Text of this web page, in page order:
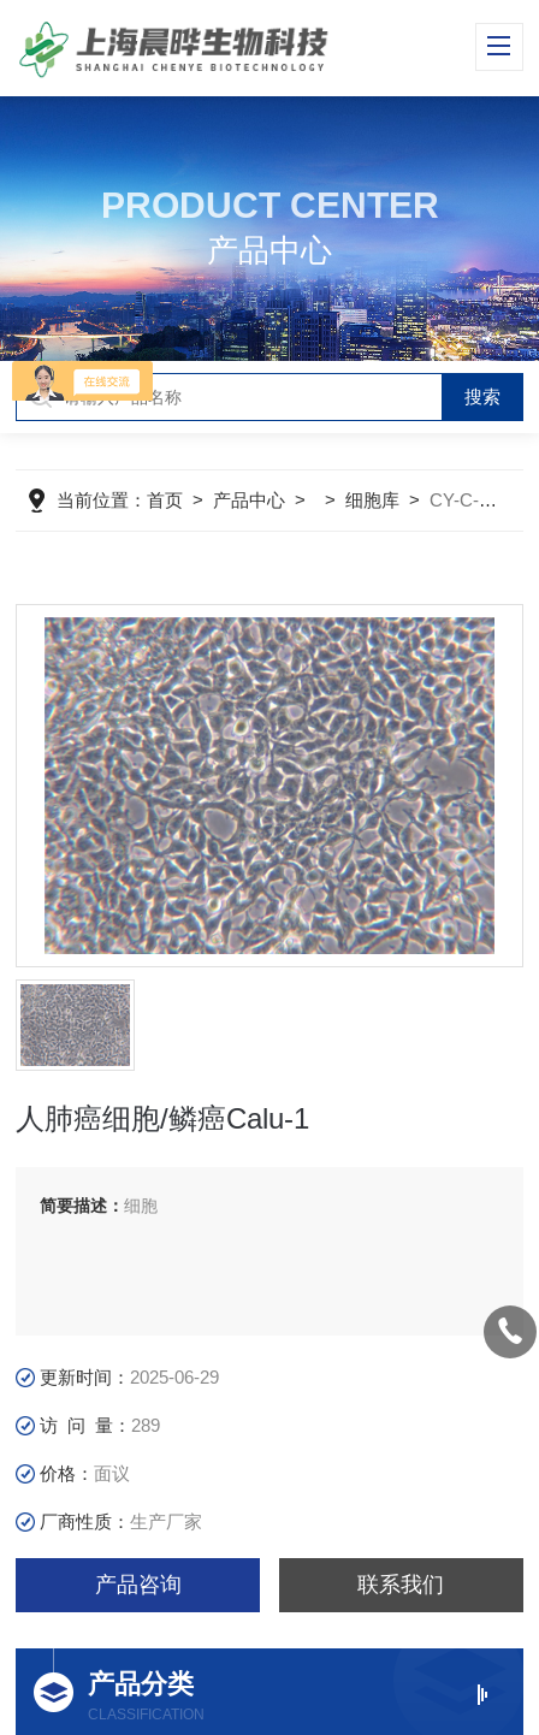
PRODUCT CENTER
产品中心
当前位置：首页 > 产品中心 > >细胞库 >CY-C-H0053人肺癌细胞/鳞癌Calu-1
人肺癌细胞/鳞癌Calu-1
简要描述：细胞
更新时间： 2025-06-29
访 问 量： 289
价格：面议
厂商性质：生产厂家
产品咨询 联系我们
产品分类
CLASSIFICATION